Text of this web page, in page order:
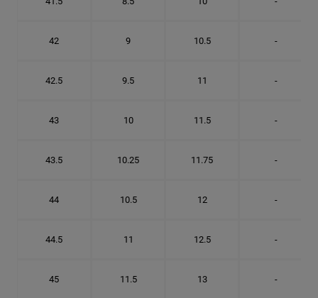
42 9 10.5 -
42.5 9.5 11 -
43 10 11.5 -
43.5 10.25 11.75 -
44 10.5 12 -
44.5 11 12.5 -
45 11.5 13 -